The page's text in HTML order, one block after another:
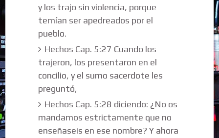
y los trajo sin violencia, porque
temían ser apedreados por el
pueblo.
Hechos Cap. 5:27 Cuando los
trajeron, los presentaron en el
concilio, y el sumo sacerdote les
preguntó,
Hechos Cap. 5:28 diciendo: ¿No os
mandamos estrictamente que no
enseñaseis en ese nombre? Y ahora